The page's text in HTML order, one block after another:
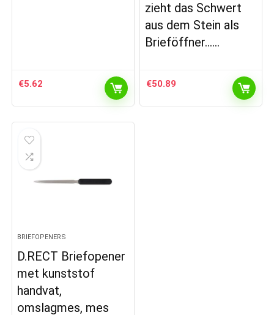
€5.62
zieht das Schwert
aus dem Stein als
Brieföffner……
€50.89
BRIEFOPENERS
D.RECT Briefopener
met kunststof
handvat,
omslagmes, mes